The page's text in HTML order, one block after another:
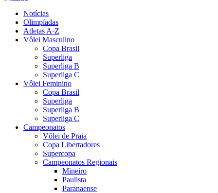
Notícias
Olimpíadas
Atletas A-Z
Vôlei Masculino
Copa Brasil
Superliga
Superliga B
Superliga C
Vôlei Feminino
Copa Brasil
Superliga
Superliga B
Superliga C
Campeonatos
Vôlei de Praia
Copa Libertadores
Supercopa
Campeonatos Regionais
Mineiro
Paulista
Paranaense